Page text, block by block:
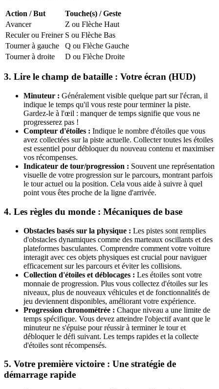
Action / But
Touche(s) / Geste
Avancer
Z ou Flèche Haut
Reculer ou Freiner S ou Flèche Bas
Tourner à gauche
Q ou Flèche Gauche
Tourner à droite
D ou Flèche Droite
3. Lire le champ de bataille : Votre écran (HUD)
Minuteur : Généralement visible quelque part sur l'écran, il
indique le temps qu'il vous reste pour terminer la piste.
Gardez-le à l'œil : manquer de temps signifie que vous ne
progresserez pas !
Compteur d'étoiles : Indique le nombre d'étoiles que vous
avez collectées sur la piste actuelle. Collecter toutes les étoiles
est essentiel pour débloquer du nouveau contenu et maximiser
vos récompenses.
Indicateur de tour/progression : Souvent une représentation
visuelle de votre progression sur le parcours, montrant parfois
le tour actuel ou la position. Cela vous aide à suivre à quel
point vous êtes proche de la ligne d'arrivée.
4. Les règles du monde : Mécaniques de base
Obstacles basés sur la physique : Les pistes sont remplies
d'obstacles dynamiques comme des marteaux oscillants et des
plateformes basculantes. Comprendre comment votre voiture
interagit avec ces objets physiques est crucial pour naviguer
efficacement sur les parcours et éviter les collisions.
Collection d'étoiles et déblocages : Les étoiles sont votre
monnaie de progression. Plus vous collectez d'étoiles sur les
niveaux, plus de nouveaux véhicules et de fonctionnalités de
jeu deviennent disponibles, améliorant votre expérience.
Progression chronométrée : Chaque niveau a une limite de
temps spécifique. Vous devez atteindre l'objectif avant que le
minuteur ne s'épuise pour réussir à terminer le tour et
débloquer le défi suivant. Les temps rapides et la collecte
d'étoiles sont récompensés.
5. Votre première victoire : Une stratégie de
démarrage rapide